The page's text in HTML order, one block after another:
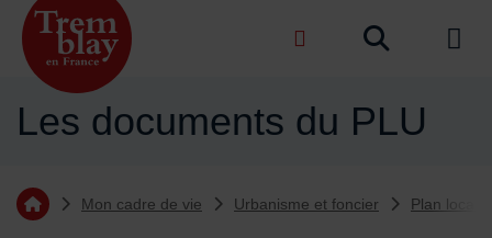
Menu de raccourcis
Accueil ville de Tremblay-en-France de
Les documents du PLU
Vous êtes ici :
Retourner à l'accueil
Mon cadre de vie Urbanisme et foncier Plan local